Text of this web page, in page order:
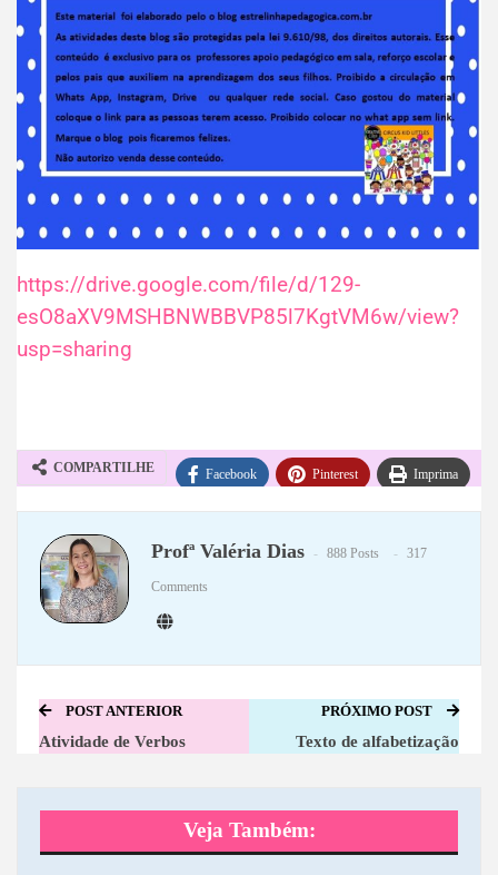
https://drive.google.com/file/d/129-
esO8aXV9MSHBNWBBVP85l7KgtVM6w/view?
usp=sharing
COMPARTILHE Facebook Pinterest Imprima
Profª Valéria Dias 888 Posts 317
Comments
POST ANTERIOR
Atividade de Verbos
PRÓXIMO POST
Texto de alfabetização
Veja Também: